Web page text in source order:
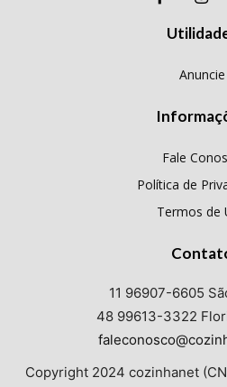
Anuncie
Fale
Política de
Termos de
11 96907-6605
48 99613-3322
Copyright 2024 cozinhanet